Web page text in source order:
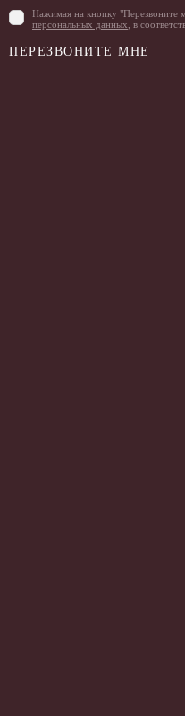
Нажимая на кнопку "Перезвоните
персональных данных , в
ПЕРЕЗВОНИТЕ МНЕ